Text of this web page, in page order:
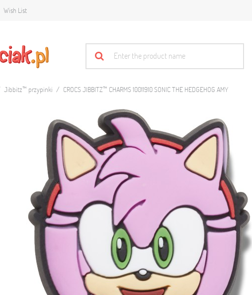
Wish List
Jibbitz™ przypinki CROCS JIBBITZ™ CHARMS 10011910 SONIC THE HEDGEHOG AMY